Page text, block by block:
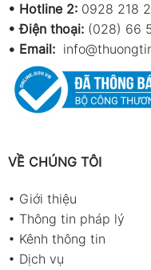
• Hotline 2: 0928 218
• Điện thoại: (028) 66
• Email:
VỀ CHÚNG TÔI
• Giới thiệu
• Thông tin pháp lý
• Kênh thông tin
• Dịch vụ